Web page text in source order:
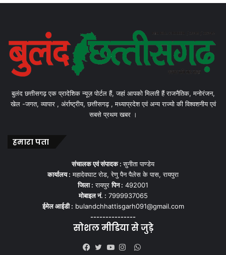
बुलंद छत्तीसगढ़ एक प्रादेशिक न्यूज़ पोर्टल हैं, जहां आपको मिलती हैं राजनैतिक, मनोरंजन,
खेल -जगत, व्यापार , अंर्राष्ट्रीय, छत्तीसगढ़ , मध्याप्रदेश एवं अन्य राज्यो की विश्वशनीय एवं
सबसे प्रथम खबर ।
हमारा पता
संचालक एवं संपादक :सुनीता पाण्डेय
कार्यालय : महादेवघाट रोड, रेणु पैन पैलेस के पास, रायपुरा
जिला : रायपुरपिन : 492001
मोबाइल नं. : 7999937065
ईमेल आईडी : bulandchhattisgarh091@gmail.com
---------------
सोशल मीडिया से जुड़े
WhatsApp